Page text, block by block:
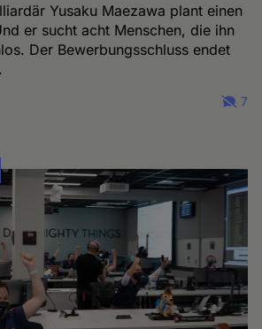
Yusaku Maezawa plant einen
er sucht acht Menschen, die ihn
Der Bewerbungsschluss endet
7